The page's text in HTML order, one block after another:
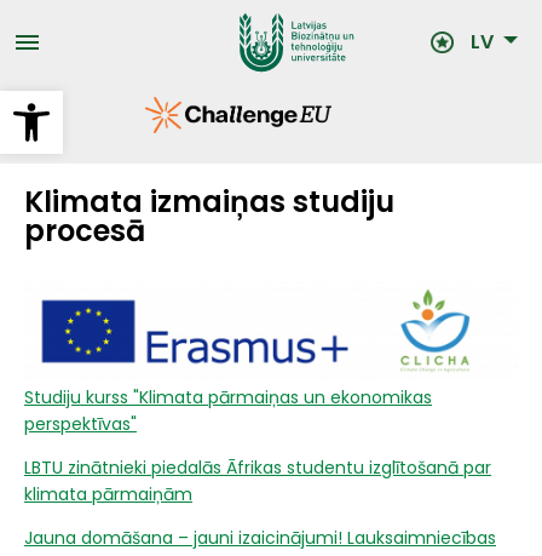
Open toolbar
uz
galveno LV
Klimata izmaiņas studiju
procesā
Studiju kurss "Klimata pārmaiņas un ekonomikas
perspektīvas"
LBTU zinātnieki piedalās Āfrikas studentu izglītošanā par
klimata pārmaiņām
Jauna domāšana – jauni izaicinājumi! Lauksaimniecības